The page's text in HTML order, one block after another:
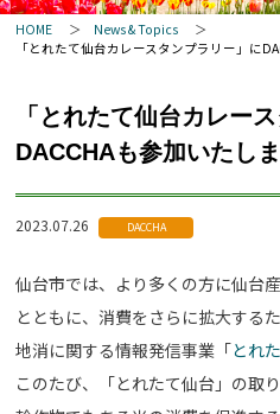
HOME
News & Topics
「とれたて仙台カレースタンプラリー」に
「とれたて仙台カレー
DACCHAも参加いたし
2023.07.26 DACCHA
仙台市では、より多くの方に仙台
とともに、消費をさらに拡大する
地消に関する情報発信事業「とれ
このたび、「とれたて仙台」の取